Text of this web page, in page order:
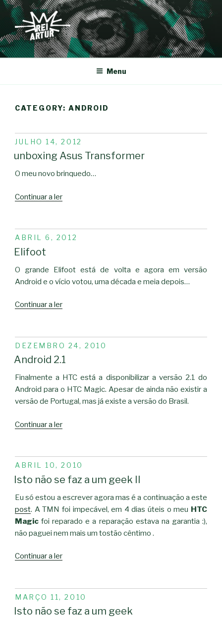
Saltar
para
conteúdo
REI-ARTUR
Menu
CATEGORY: ANDROID
PUBLICADO
EM
JULHO 14, 2012
unboxing Asus Transformer
O meu novo brinquedo…
Continuar a ler“unboxing
PUBLICADO
EM
ABRIL 6, 2012
Elifoot
O grande Elifoot está de volta e agora em versão
Android e o vício votou, uma década e meia depois…
Continuar a ler“Elifoot”
PUBLICADO
EM
DEZEMBRO 24, 2010
Android 2.1
Finalmente a HTC está a disponibilizar a versão 2.1 do
Android para o HTC Magic. Apesar de ainda não existir a
versão de Portugal, mas já existe a versão do Brasil.
Continuar a ler“Android
PUBLICADO
EM
ABRIL 10, 2010
Isto não se faz a um geek II
Eu só estou a escrever agora mas é a continuação a este
post. A TMN foi impecável, em 4 dias úteis o meu HTC
Magic foi reparado e a reparação estava na garantia :),
não paguei nem mais um tostão cêntimo .
Continuar a ler“Isto
faz
um
PUBLICADO
EM
MARÇO 11, 2010
Isto não se faz a um geek